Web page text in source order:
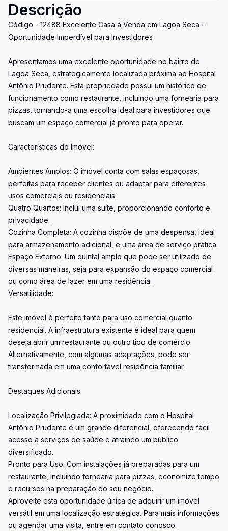
Descrição
Código - 12488 Excelente Casa à Venda em Lagoa Seca -
Oportunidade Imperdível para Investidores
Apresentamos uma excelente oportunidade no bairro de
Lagoa Seca, estrategicamente localizada próxima ao Hospital
Antônio Prudente. Esta propriedade possui um histórico de
funcionamento como restaurante, incluindo uma fornearia para
pizzas, tornando-a uma escolha ideal para investidores que
buscam um espaço comercial já pronto para operar.
Características do Imóvel:
Ambientes Amplos: O imóvel conta com salas espaçosas,
perfeitas para receber clientes ou adaptar para diferentes
usos comerciais ou residenciais.
Quatro Quartos: Inclui uma suíte, proporcionando conforto e
privacidade.
Cozinha Completa: A cozinha dispõe de uma despensa, ideal
para armazenamento adicional, e uma área de serviço prática.
Espaço Externo: Um quintal amplo que pode ser utilizado de
diversas maneiras, seja para expansão do espaço comercial
ou como área de lazer em uma residência.
Versatilidade:
Este imóvel é perfeito tanto para uso comercial quanto
residencial. A infraestrutura existente é ideal para quem
deseja abrir um restaurante ou outro tipo de comércio.
Alternativamente, com algumas adaptações, pode ser
transformada em uma confortável residência familiar.
Destaques Adicionais:
Localização Privilegiada: A proximidade com o Hospital
Antônio Prudente é um grande diferencial, oferecendo fácil
acesso a serviços de saúde e atraindo um público
diversificado.
Pronto para Uso: Com instalações já preparadas para um
restaurante, incluindo fornearia para pizzas, economize tempo
e recursos na preparação do seu negócio.
Aproveite esta oportunidade única de adquirir um imóvel
versátil em uma localização estratégica. Para mais informações
ou agendar uma visita, entre em contato conosco.